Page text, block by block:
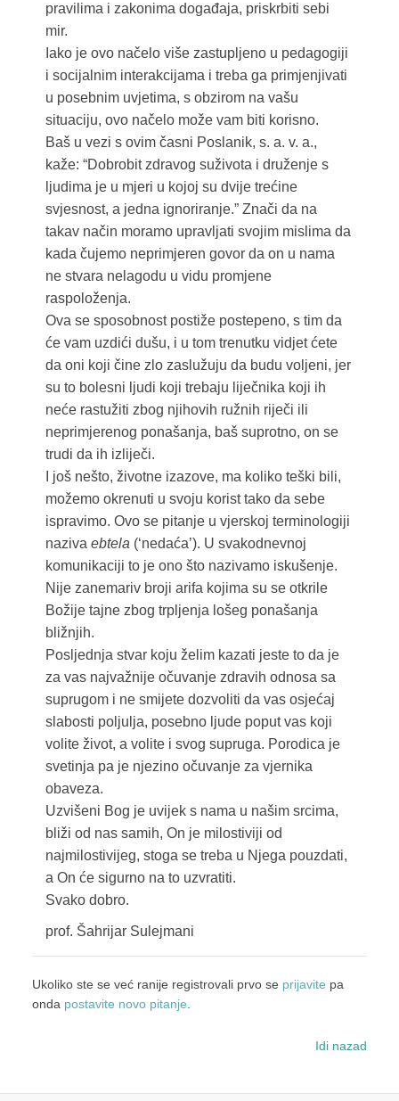
pravilima i zakonima događaja, priskrbiti sebi
mir.
Iako je ovo načelo više zastupljeno u pedagogiji
i socijalnim interakcijama i treba ga primjenjivati
u posebnim uvjetima, s obzirom na vašu
situaciju, ovo načelo može vam biti korisno.
Baš u vezi s ovim časni Poslanik, s. a. v. a.,
kaže: “Dobrobit zdravog suživota i druženje s
ljudima je u mjeri u kojoj su dvije trećine
svjesnost, a jedna ignoriranje.” Znači da na
takav način moramo upravljati svojim mislima da
kada čujemo neprimjeren govor da on u nama
ne stvara nelagodu u vidu promjene
raspoloženja.
Ova se sposobnost postiže postepeno, s tim da
će vam uzdići dušu, i u tom trenutku vidjet ćete
da oni koji čine zlo zaslužuju da budu voljeni, jer
su to bolesni ljudi koji trebaju liječnika koji ih
neće rastužiti zbog njihovih ružnih riječi ili
neprimjerenog ponašanja, baš suprotno, on se
trudi da ih izliječi.
I još nešto, životne izazove, ma koliko teški bili,
možemo okrenuti u svoju korist tako da sebe
ispravimo. Ovo se pitanje u vjerskoj terminologiji
naziva ebtela (‘nedaća’). U svakodnevnoj
komunikaciji to je ono što nazivamo iskušenje.
Nije zanemariv broji arifa kojima su se otkrile
Božije tajne zbog trpljenja lošeg ponašanja
bližnjih.
Posljednja stvar koju želim kazati jeste to da je
za vas najvažnije očuvanje zdravih odnosa sa
suprugom i ne smijete dozvoliti da vas osjećaj
slabosti poljulja, posebno ljude poput vas koji
volite život, a volite i svog supruga. Porodica je
svetinja pa je njezino očuvanje za vjernika
obaveza.
Uzvišeni Bog je uvijek s nama u našim srcima,
bliži od nas samih, On je milostiviji od
najmilostivijeg, stoga se treba u Njega pouzdati,
a On će sigurno na to uzvratiti.
Svako dobro.
prof. Šahrijar Sulejmani
Ukoliko ste se već ranije registrovali prvo se prijavite pa
onda postavite novo pitanje.
Idi nazad